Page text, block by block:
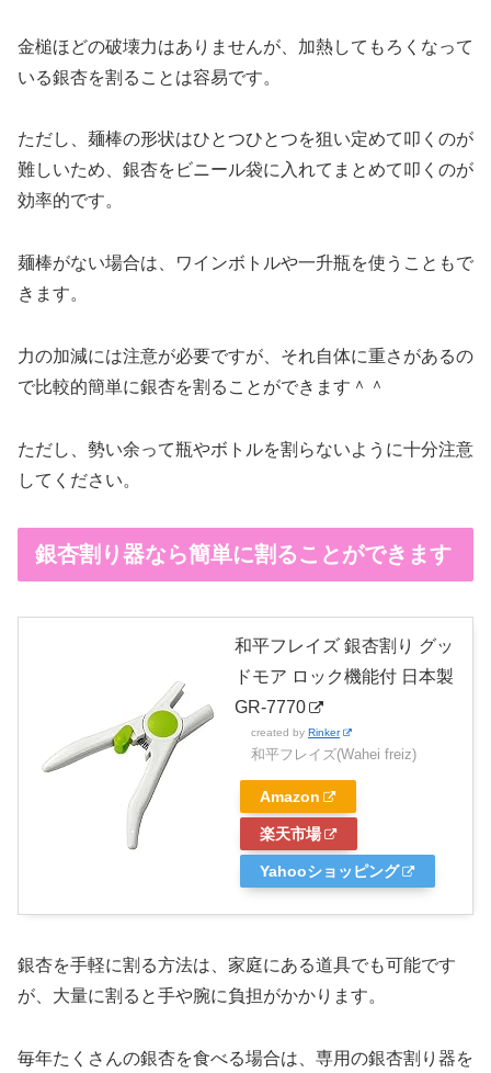
金槌ほどの破壊力はありませんが、加熱してもろくなって
いる銀杏を割ることは容易です。
ただし、麺棒の形状はひとつひとつを狙い定めて叩くのが
難しいため、銀杏をビニール袋に入れてまとめて叩くのが
効率的です。
麺棒がない場合は、ワインボトルや一升瓶を使うこともで
きます。
力の加減には注意が必要ですが、それ自体に重さがあるの
で比較的簡単に銀杏を割ることができます＾＾
ただし、勢い余って瓶やボトルを割らないように十分注意
してください。
銀杏割り器なら簡単に割ることができます
和平フレイズ 銀杏割り グッ
ドモア ロック機能付 日本製
GR-7770
created by Rinker
和平フレイズ(Wahei freiz)
Amazon
楽天市場
Yahooショッピング
銀杏を手軽に割る方法は、家庭にある道具でも可能です
が、大量に割ると手や腕に負担がかかります。
毎年たくさんの銀杏を食べる場合は、専用の銀杏割り器を